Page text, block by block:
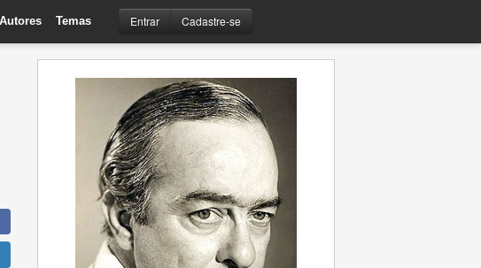
Autores Temas Entrar Cadastre-se